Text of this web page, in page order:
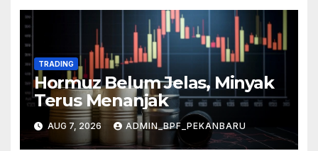
TRADING
Hormuz Belum Jelas, Minyak
Terus Menanjak
AUG 7, 2026 ADMIN_BPF_PEKANBARU